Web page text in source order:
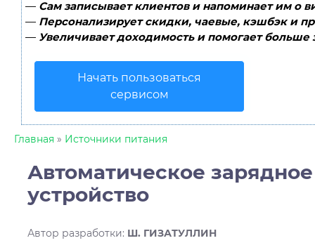
— Сам записывает клиентов и напоминает им о
— Персонализирует скидки, чаевые, кэшбэк и
— Увеличивает доходимость и помогает больше
Начать пользоваться
сервисом
Главная » Источники питания
Автоматическое зарядное
устройство
Автор разработки: Ш. ГИЗАТУЛЛИН